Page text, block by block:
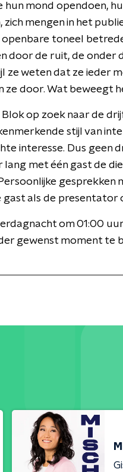
hun mond opendoen,
mengen in het
toneel
door de ruit, de onder
ze weten dat ze ieder
ze door. Wat beweegt
op zoek naar de
stijl van
interesse. Dus geen
met één gast de
gesprekken
als de presentator
om 01:00
gewenst moment te